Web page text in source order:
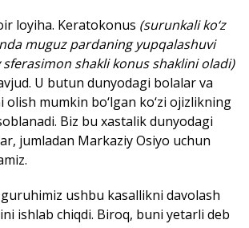
loyiha. Keratokonus (surunkali ko‘z
muguz pardaning yupqalashuvi
shakli konus shaklini oladi)
U butun dunyodagi bolalar va
olish mumkin bo‘lgan ko‘zi ojizlikning
Biz bu xastalik dunyodagi
jumladan Markaziy Osiyo uchun
ushbu kasallikni davolash
ishlab chiqdi. Biroq, buni yetarli deb